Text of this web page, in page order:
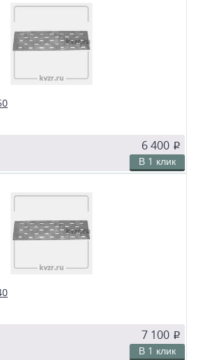
и паровых котлов. Чтобы поддерживать в
горящего топлива, дров, угля или брикетов, из
колосниковые решетки.
6 400 p
В 1 клик
и паровых котлов. Чтобы поддерживать в
горящего топлива, дров, угля или брикетов, из
колосниковые решетки.
7 100 p
В 1 клик